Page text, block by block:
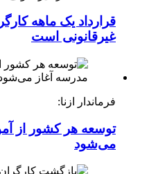
قرارداد یک ماهه
غیرقانونی است
فرماندار ازنا:
توسعه هر کشور از
می‌شود